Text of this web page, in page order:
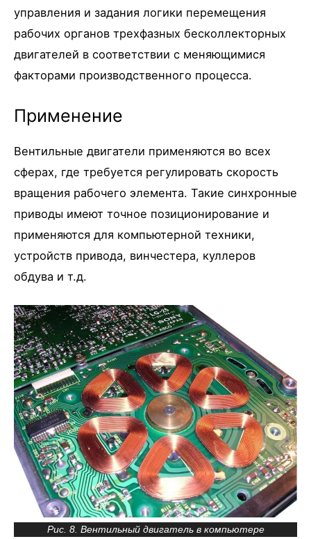
управления и задания логики перемещения
рабочих органов трехфазных бесколлекторных
двигателей в соответствии с меняющимися
факторами производственного процесса.
Применение
Вентильные двигатели применяются во всех
сферах, где требуется регулировать скорость
вращения рабочего элемента. Такие синхронные
приводы имеют точное позиционирование и
применяются для компьютерной техники,
устройств привода, винчестера, куллеров
обдува и т.д.
Рис. 8. Вентильный двигатель в компьютере